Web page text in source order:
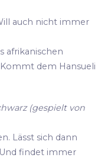
auch nicht immer
afrikanischen
Kommt dem Hansueli
(gespielt von
Lässt sich dann
findet immer